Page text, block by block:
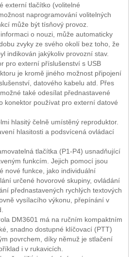
externí tlačítko (volitelné
naprogramování volitelných
může být tísňový provoz.
o nouzi, může automaticky
zvyky ze svého okolí bez toho, že
indikován jakýkoliv provozní stav.
pro externí příslušenství s USB
je kromě jiného možnost připojení
datového kabelu atd. Přes
také odesílat přednastavené
konektor používat pro externí datové
hlasitý čelně umístěný reproduktor.
hlasitosti a podsvícená ovládací
tlačítka (P1-P4) usnadňující
funkcím. Jejich pomocí jsou
nové funkce, jako individuální
určené hovorové skupiny, ovládání
přednastavených rychlých textových
vysílacího výkonu, přepínání v
DM3601 má na ručním kompaktním
snadno dostupné klíčovací (PTT)
povrchem, díky němuž je stlačení
i v rukavicích.